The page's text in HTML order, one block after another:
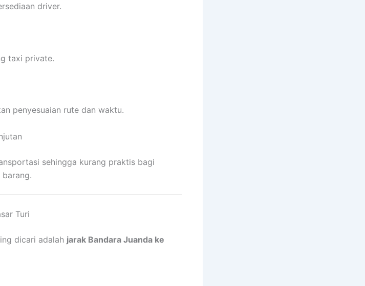
driver.
taxi private.
penyesuaian rute dan waktu.
sehingga kurang praktis bagi
Turi
dicari adalah jarak Bandara Juanda ke